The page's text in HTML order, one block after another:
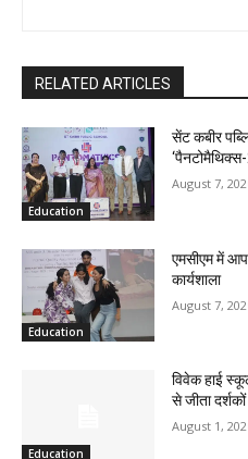
RELATED ARTICLES
Education
सेंट कबीर
August 7,
Education
एमसीएम में
कार्यशाला
August 7,
Education
विवेक हाई
से जीता
August 1,